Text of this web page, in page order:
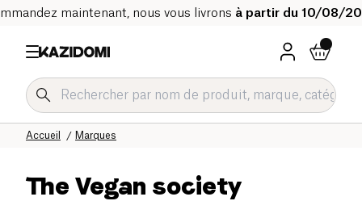
maintenant, nous vous livrons à partir du 10/08/
Marques
Accueil
The Vegan society